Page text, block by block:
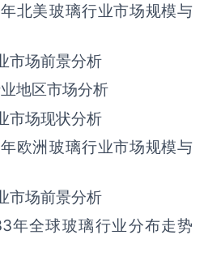
年北美‌‌‌‌玻璃‌‌‌‌‌‌‌‌‌‌‌‌‌行业市场规模与
市场前景分析
地区市场分析
市场现状分析
年欧洲‌‌‌‌玻璃‌‌‌‌‌‌‌‌‌‌‌‌‌行业市场规模与
市场前景分析
年全球‌‌‌‌玻璃‌‌‌‌‌‌‌‌‌‌‌‌‌行业分布走势